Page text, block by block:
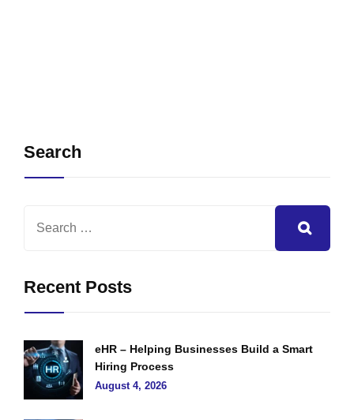
Search
Recent Posts
eHR – Helping Businesses Build a Smart
Hiring Process
August 4, 2026